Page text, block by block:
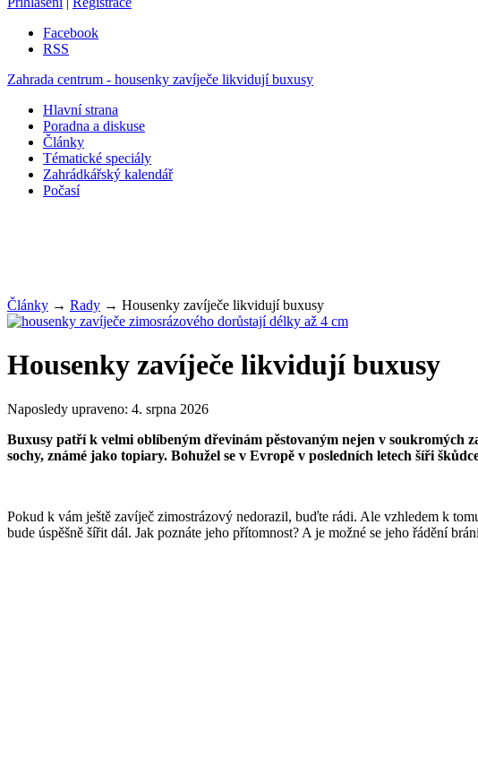
Facebook
RSS
Zahrada centrum - housenky zavíječe likvidují buxusy
Hlavní strana
Poradna a diskuse
Články
Tématické speciály
Zahrádkářský kalendář
Počasí
Články → Rady → Housenky zavíječe likvidují buxusy
Housenky zavíječe likvidují buxusy
Naposledy upraveno: 4. srpna 2026
Buxusy patří k velmi oblíbeným dřevinám pěstovaným nejen v soukromých
sochy, známé jako topiary. Bohužel se v Evropě v posledních letech šíři
Pokud k vám ještě zavíječ zimostrázový nedorazil, buďte rádi. Ale vzhledem k
bude úspěšně šířit dál. Jak poznáte jeho přítomnost? A je možné se jeho řádění